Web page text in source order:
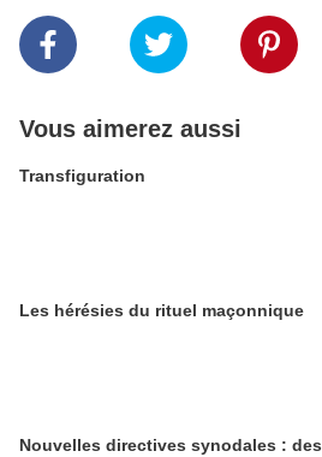
Vous aimerez aussi
Transfiguration
Les hérésies du rituel maçonnique
Nouvelles directives synodales : des